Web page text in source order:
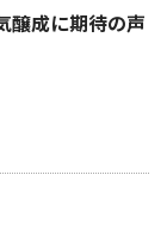
成に期待の声